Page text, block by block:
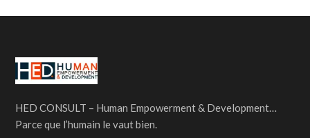
HED CONSULT – Human Empowerment & Development…
Parce que l’humain le vaut bien.